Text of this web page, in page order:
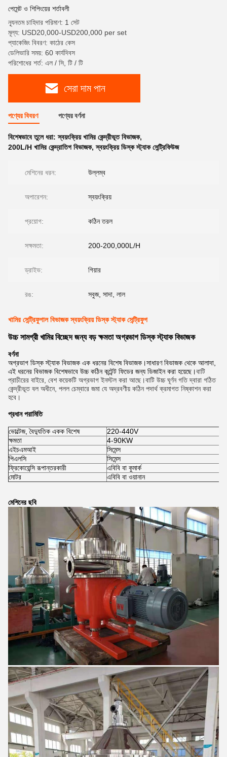
পেমেন্ট ও শিপিংয়ের শর্তাবলী
ন্যূনতম চাহিদার পরিমাণ: 1 সেট
মূল্য: USD20,000-USD200,000 per set
প্যাকেজিং বিবরণ: কাঠের কেস
ডেলিভারি সময়: 60 কার্যদিবস
পরিশোধের শর্ত: এল / সি, টি / টি
সেরা দাম পান
পণ্যের বিবরণ পণ্যের বর্ণনা
বিশেষভাবে তুলে ধরা:স্বয়ংক্রিয় খামির কেন্দ্রীভূত বিভাজক,
200L/H খামির কেন্দ্রাতিগ বিভাজক,স্বয়ংক্রিয় ডিস্ক স্ট্যাক সেন্ট্রিফিউজ
মেশিনের ধরন: উল্লম্ব
অপারেশন: স্বয়ংক্রিয়
প্রয়োগ: কঠিন তরল
সক্ষমতা: 200-200,000L/H
ড্রাইভ: গিয়ার
রঙ: সবুজ, সাদা, লাল
খামির সেন্ট্রিফুগাল বিভাজক স্বয়ংক্রিয় ডিস্ক স্ট্যাক সেন্ট্রিফুগ
উচ্চ সামগ্রী খামির বিচ্ছেদ জন্য বড় ক্ষমতা অগ্রভাগ ডিস্ক স্ট্যাক বিভাজক
বর্ণনা
অগ্রভাগ ডিস্ক স্ট্যাক বিভাজক এক ধরনের বিশেষ বিভাজক।সাধারণ বিভাজক থেকে আলাদা,
এই ধরনের বিভাজক বিশেষভাবে উচ্চ কঠিন কন্টেন্ট ফিডের জন্য ডিজাইন করা হয়েছে।বাটি
প্রাচীরের বাইরে, বেশ কয়েকটি অগ্রভাগ ইনস্টল করা আছে।বাটি উচ্চ ঘূর্ণন গতি দ্বারা গঠিত
কেন্দ্রীভূত বল অধীনে, পলল চেম্বারে জমা যে অদ্রবণীয় কঠিন পদার্থ ক্রমাগত নিষ্কাশন করা
হবে।
প্রধান পরামিতি
ভোল্টেজ, বৈদ্যুতিক একক বিশেষ
220-440V
ক্ষমতা
4-90KW
এইচএমআই
সিমেন্স
পিএলসি
সিমেন্স
ফ্রিকোয়েন্সি রূপান্তরকারী
এবিবি বা কুমার্ক
মোটর
এবিবি বা ওয়ানান
মেশিনের ছবি